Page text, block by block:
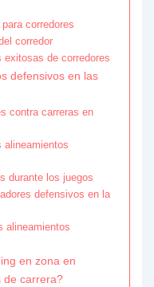
corredores
corredor
de corredores
defensivos en las
contra carreras en
alineamientos
durante los juegos
defensivos en la
alineamientos
en zona en
de carrera?